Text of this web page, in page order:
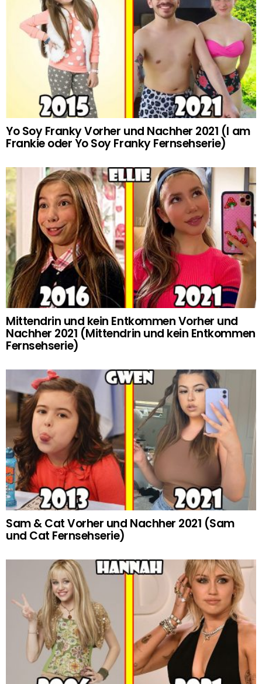
Yo Soy Franky Vorher und Nachher 2021 (I am
Frankie oder Yo Soy Franky Fernsehserie)
Mittendrin und kein Entkommen Vorher und
Nachher 2021 (Mittendrin und kein Entkommen
Fernsehserie)
Sam & Cat Vorher und Nachher 2021 (Sam
und Cat Fernsehserie)